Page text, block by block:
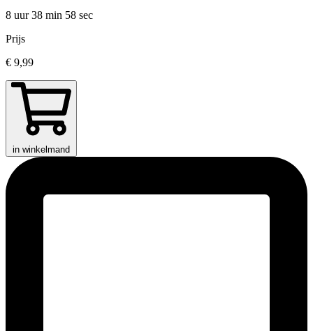
8 uur 38 min 58 sec
Prijs
€ 9,99
in winkelmand